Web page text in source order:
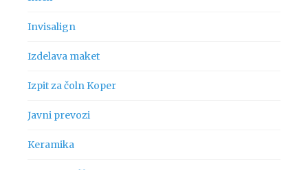
Invisalign
Izdelava maket
Izpit za čoln Koper
Javni prevozi
Keramika